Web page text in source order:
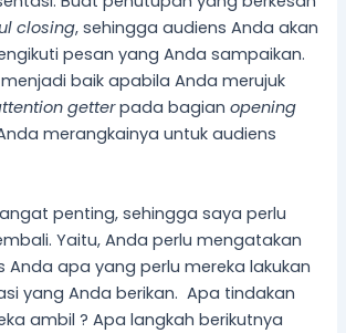
closing, sehingga audiens Anda akan
pesan yang Anda sampaikan.
baik apabila Anda merujuk
getterpada bagianopening
merangkainya untuk audiens
penting, sehingga saya perlu
Yaitu, Anda perlu mengatakan
Anda apa yang perlu mereka lakukan
yang Anda berikan. Apa tindakan
ambil ? Apa langkah berikutnya